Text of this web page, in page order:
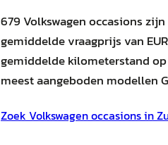
679 Volkswagen occasions
gemiddelde vraagprijs van
gemiddelde kilometerstand op
meest aangeboden modellen
Zoek Volkswagenoccasions in